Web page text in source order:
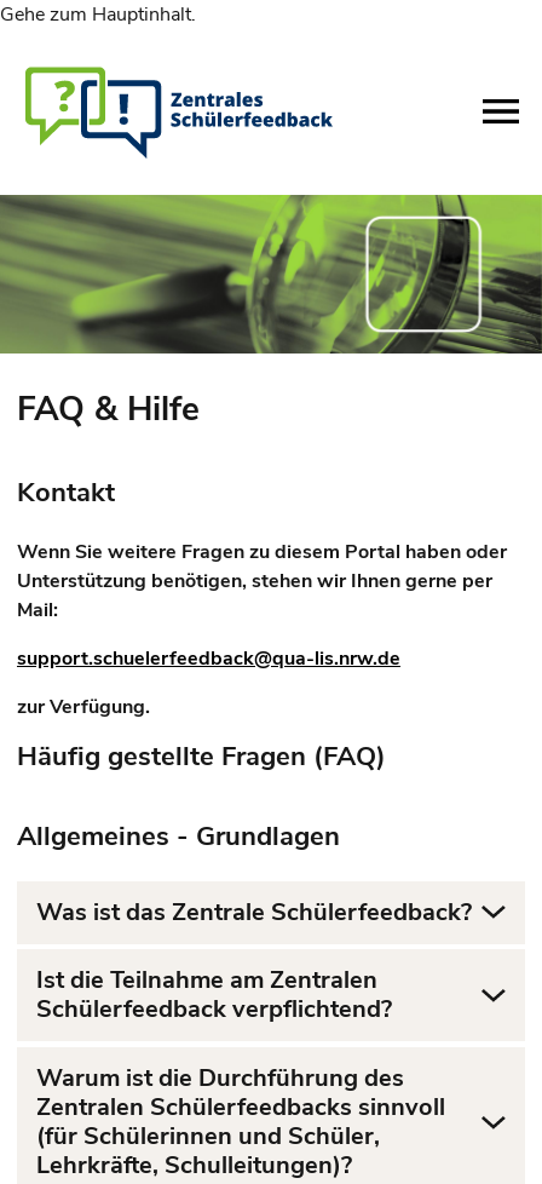
Gehe zum Hauptinhalt.
FAQ & Hilfe
Kontakt
Wenn Sie weitere Fragen zu diesem Portal haben oder
Unterstützung benötigen, stehen wir Ihnen gerne per
Mail:
support.schuelerfeedback@qua-lis.nrw.de
zur Verfügung.
Häufig gestellte Fragen (FAQ)
Allgemeines - Grundlagen
Was ist das Zentrale Schülerfeedback?
Ist die Teilnahme am Zentralen
Schülerfeedback verpflichtend?
Warum ist die Durchführung des
Zentralen Schülerfeedbacks sinnvoll
(für Schülerinnen und Schüler,
Lehrkräfte, Schulleitungen)?